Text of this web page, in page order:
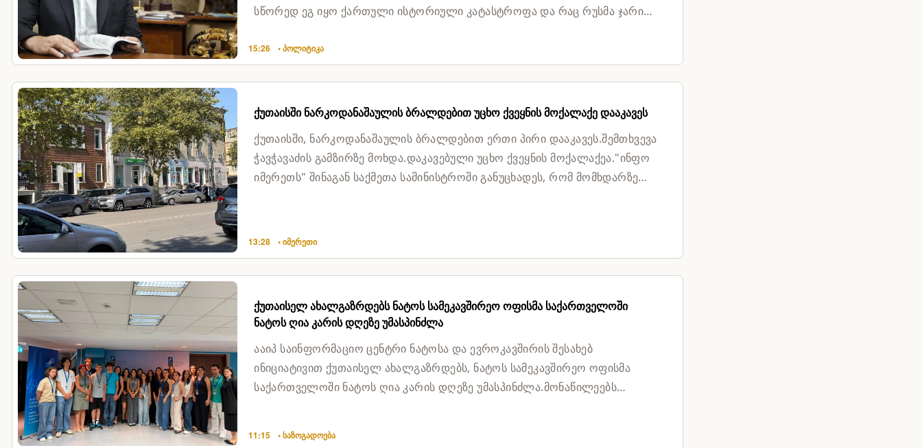
სწორედ ეგ იყო ქართული ისტორიული კატასტროფა და რაც რუსმა ჯარით
15:26 • პოლიტიკა
ქუთაისში ნარკოდანაშაულის ბრალდებით უცხო ქვეყნის მოქალაქე დააკავეს
ქუთაისში, ნარკოდანაშაულის ბრალდებით ერთი პირი დააკავეს.შემთხვევა
ჭავჭავაძის გამზირზე მოხდა.დაკავებული უცხო ქვეყნის მოქალაქეა."ინფო
იმერეთს" შინაგან საქმეთა სამინისტროში განუცხადეს, რომ მომხდარზე
13:28 • იმერეთი
ქუთაისელ ახალგაზრდებს ნატოს სამეკავშირეო ოფისმა საქართველოში
ნატოს ღია კარის დღეზე უმასპინძლა
ააიპ საინფორმაციო ცენტრი ნატოსა და ევროკავშირის შესახებ
ინიციატივით ქუთაისელ ახალგაზრდებს, ნატოს სამეკავშირეო ოფისმა
საქართველოში ნატოს ღია კარის დღეზე უმასპინძლა.მონაწილეებს
11:15 • საზოგადოება